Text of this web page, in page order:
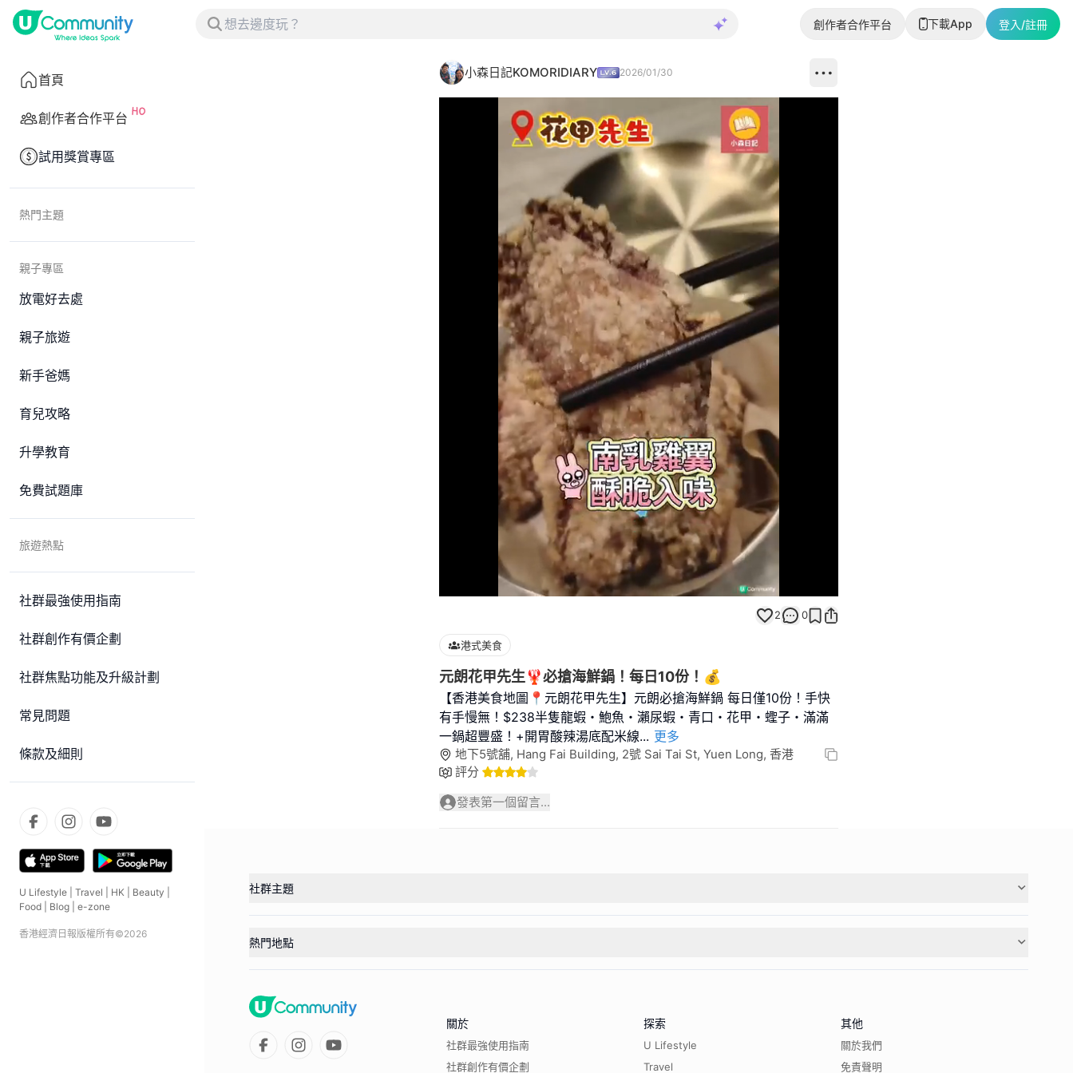
創作者合作平台 下載App 登入/註冊
首頁
創作者合作平台
試用獎賞專區
熱門主題
親子專區
放電好去處
親子旅遊
新手爸媽
育兒攻略
升學教育
免費試題庫
旅遊熱點
社群最強使用指南
社群創作有價企劃
社群焦點功能及升級計劃
常見問題
條款及細則
U Lifestyle Travel HK Beauty
Food
Blog e-zone
香港經濟日報版權所有©2026
小森日記KOMORIDIARY 2026/01/30
Loaded
100.00%
2 0
港式美食
元朗花甲先生🦞必搶海鮮鍋！每日10份！💰
【香港美食地圖📍元朗花甲先生】元朗必搶海鮮鍋 每日僅10份！手快
有手慢無！$238半隻龍蝦・鮑魚・瀨尿蝦・青口・花甲・蟶子・滿滿
一鍋超豐盛！+開胃酸辣湯底配米線... 更多
地下5號舖, Hang Fai Building, 2號 Sai Tai St, Yuen Long, 香港
評分
發表第一個留言...
社群主題
熱門地點
關於
社群最強使用指南
社群創作有價企劃
探索
U Lifestyle
Travel
其他
關於我們
免責聲明